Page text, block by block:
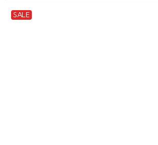
Canvastavla
SALE